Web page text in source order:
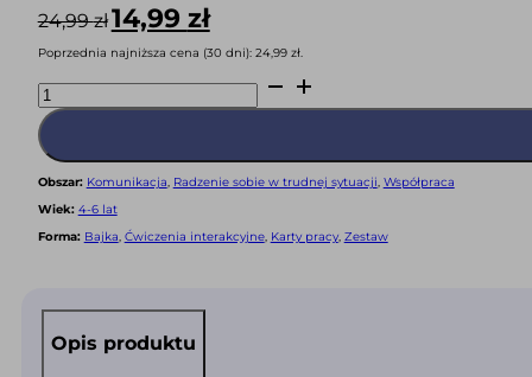
24,99złPierwotna
cena
wynosiła:
24,99 zł.
14,99 złAktualna
cena
wynosi:
14,99 zł.
Poprzednia najniższa cena (30 dni): 24,99 zł.
Zestaw:
Gotowe
Scenariusze
do
zajęć
Umiejętności
Społecznych
dla
dzieci
lat
Komu
mogę
Obszar: Komunikacja, Radzenie sobie w trudnej sytuacji, Współpraca
Wiek: 4-6 lat
Forma: Bajka, Ćwiczenia interakcyjne, Karty pracy, Zestaw
Opis produktu